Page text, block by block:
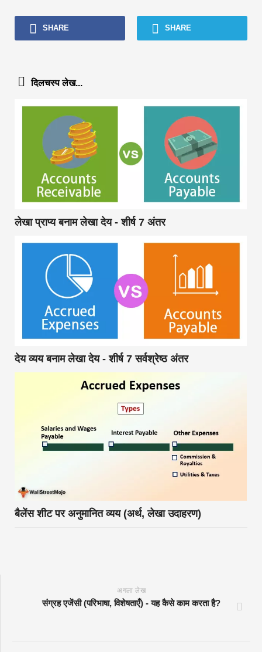
SHARE SHARE
दिलचस्प लेख...
लेखा प्राप्य बनाम लेखा देय - शीर्ष 7 अंतर
देय व्यय बनाम लेखा देय - शीर्ष 7 सर्वश्रेष्ठ अंतर
बैलेंस शीट पर अनुमानित व्यय (अर्थ, लेखा उदाहरण)
अगला लेख
संग्रह एजेंसी (परिभाषा, विशेषताएँ) - यह कैसे काम करता है?